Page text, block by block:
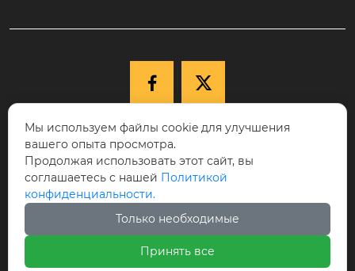
 
 +86-15040177271

КНР, провинция Ляонин, г. Шэньян,
Новый район Шэньбэй, ул. Цююэху, д.
68-17, индекс 110122.

Мы используем файлы cookie для улучшения
вашего опыта просмотра.
Продолжая использовать этот сайт, вы
соглашаетесь с нашей Политикой
конфиденциальности.
Только необходимые
Принять все